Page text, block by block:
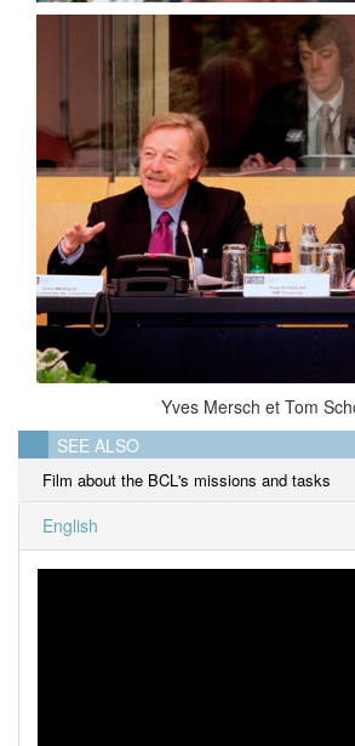
Yves Mersch et Tom
SEE ALSO
Film about the BCL's missions and tasks
English